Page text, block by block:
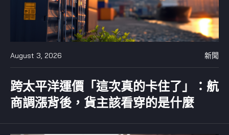
August 3, 2026 新聞
跨太平洋運價「這次真的卡住了」：航
商調漲背後，貨主該看穿的是什麼